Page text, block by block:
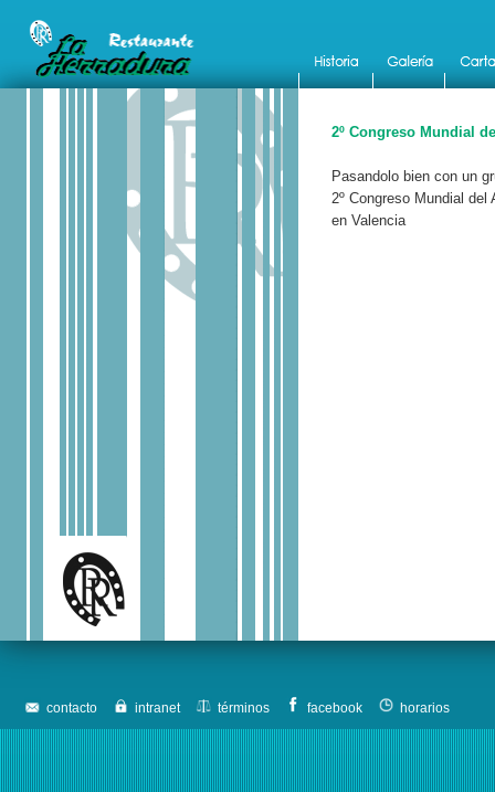
2º Congreso Mundial
Pasandolo bien con un
2º Congreso Mundial
en Valencia
contacto intranet términos facebook horarios